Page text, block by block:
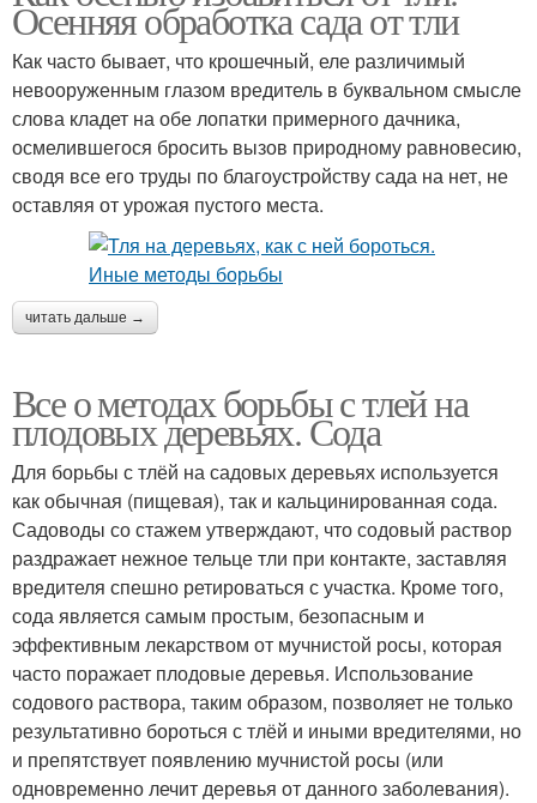
Осенняя обработка сада от тли
Как часто бывает, что крошечный, еле различимый
невооруженным глазом вредитель в буквальном смысле
слова кладет на обе лопатки примерного дачника,
осмелившегося бросить вызов природному равновесию,
сводя все его труды по благоустройству сада на нет, не
оставляя от урожая пустого места.
читать дальше →
Все о методах борьбы с тлей на
плодовых деревьях. Сода
Для борьбы с тлёй на садовых деревьях используется
как обычная (пищевая), так и кальцинированная сода.
Садоводы со стажем утверждают, что содовый раствор
раздражает нежное тельце тли при контакте, заставляя
вредителя спешно ретироваться с участка. Кроме того,
сода является самым простым, безопасным и
эффективным лекарством от мучнистой росы, которая
часто поражает плодовые деревья. Использование
содового раствора, таким образом, позволяет не только
результативно бороться с тлёй и иными вредителями, но
и препятствует появлению мучнистой росы (или
одновременно лечит деревья от данного заболевания).